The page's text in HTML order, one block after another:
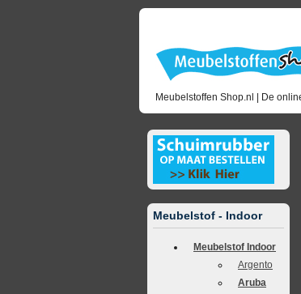
Meubelstoffen Shop.nl | De
Meubelstof - Indoor
Meubelstof Indoor
Argento
Aruba